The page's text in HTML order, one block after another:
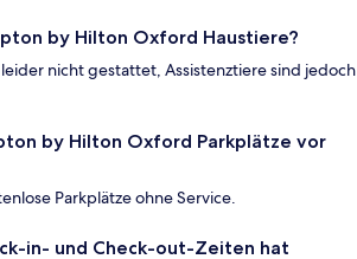
by Hilton Oxford Haustiere?
nicht gestattet, Assistenztiere sind jedoch
by Hilton Oxford Parkplätze vor
Parkplätze ohne Service.
in- und Check-out-Zeiten hat